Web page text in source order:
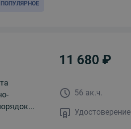
ПОПУЛЯРНОЕ
11 680 ₽
56 ак.ч.
Удостоверение